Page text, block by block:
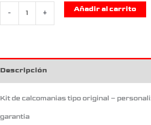
- +
Añadir al carrito
Descripción
Kit de calcomanias tipo original –
garantia